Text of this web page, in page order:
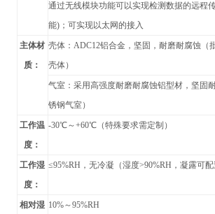
通过无线模块功能可以实现检测数据的远程
能)；可实现以太网的接入
主体材
质：
壳体：ADC12铝合金，坚固，耐磨耐腐蚀（
壳体）
气室：采用高强度耐磨耐腐蚀铝型材，坚固
锈钢气室）
工作温
度：
-30℃～+60℃（特殊要求需定制）
工作湿
度：
≤95%RH，无冷凝（湿度>90%RH，凝露可配
相对湿 10%～95%RH